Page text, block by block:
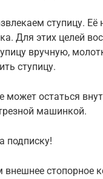
ступицу. Её
Для этих целей
вручную,
ступицу.
может остаться
машинкой.
подписку!
стопорное